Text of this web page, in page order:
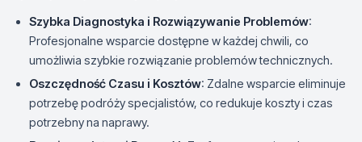
Szybka Diagnostyka i Rozwiązywanie Problemów:
Profesjonalne wsparcie dostępne w każdej chwili, co
umożliwia szybkie rozwiązanie problemów technicznych.
Oszczędność Czasu i Kosztów: Zdalne wsparcie eliminuje
potrzebę podróży specjalistów, co redukuje koszty i czas
potrzebny na naprawy.